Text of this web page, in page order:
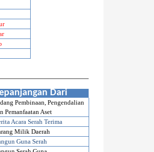
Dari
Pembinaan, Pengendalian
Pemanfaatan Aset
Acara Serah Terima
Milik Daerah
Guna Serah